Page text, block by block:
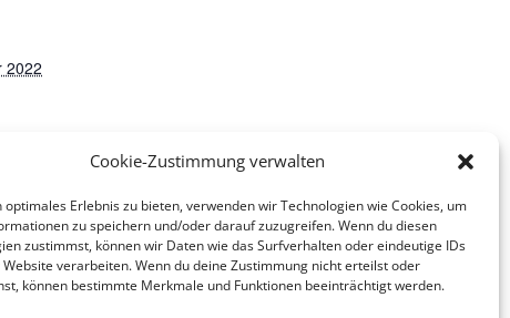
Cookie-Zustimmung verwalten
optimales Erlebnis zu bieten, verwenden wir Technologien wie Cookies, um
zu speichern und/oder darauf zuzugreifen. Wenn du diesen
zustimmst, können wir Daten wie das Surfverhalten oder eindeutige IDs
verarbeiten. Wenn du deine Zustimmung nicht erteilst oder
können bestimmte Merkmale und Funktionen beeinträchtigt werden.
2022
mit Lektor Walter Gösele